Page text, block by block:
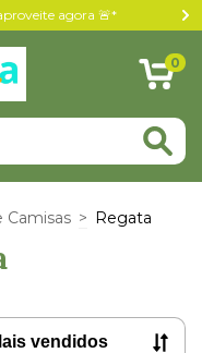
agora 🚨*
0
Camisas > Regata